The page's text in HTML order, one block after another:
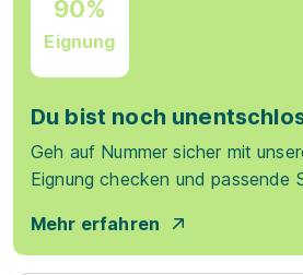
90%
Eignung
Du bist noch
Geh auf Nummer sicher mit
Eignung checken und passende
Mehr erfahren